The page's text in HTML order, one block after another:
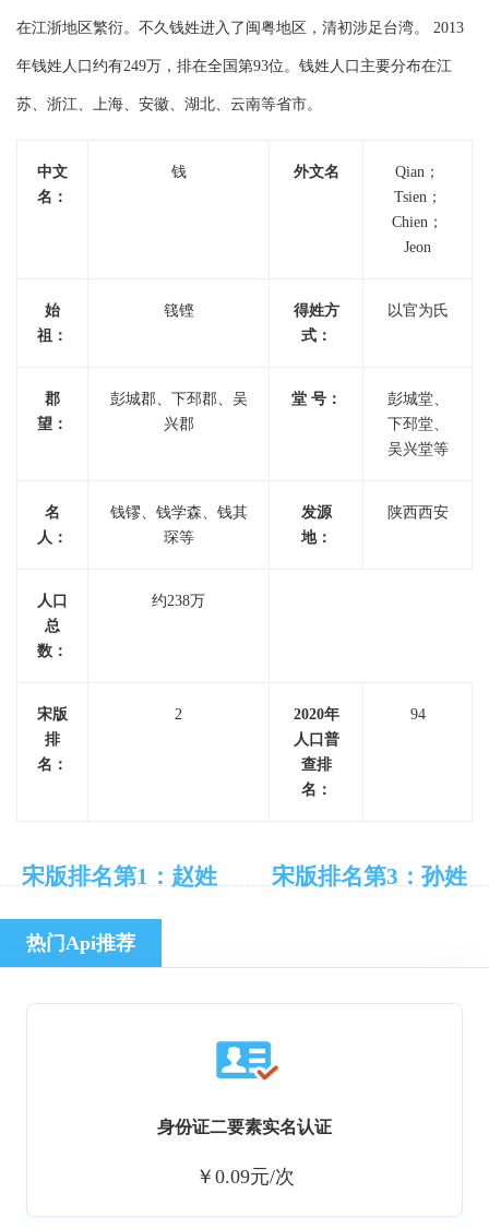
在江浙地区繁衍。不久钱姓进入了闽粤地区，清初涉足台湾。 2013
年钱姓人口约有249万，排在全国第93位。钱姓人口主要分布在江
苏、浙江、上海、安徽、湖北、云南等省市。
中文
名：
钱 外文名
Qian；
Tsien；
Chien；
Jeon
始
祖：
篯铿
得姓方
式：
以官为氏
郡
望：
彭城郡、下邳郡、吴
兴郡
堂 号：
彭城堂、
下邳堂、
吴兴堂等
名
人：
钱镠、钱学森、钱其
琛等
发源
地：
陕西西安
人口
总
数：
约238万
宋版
排
名：
2
2020年
人口普
查排
名：
94
宋版排名第1：赵姓 宋版排名第3：孙姓
热门Api推荐
身份证二要素实名认证
￥0.09元/次